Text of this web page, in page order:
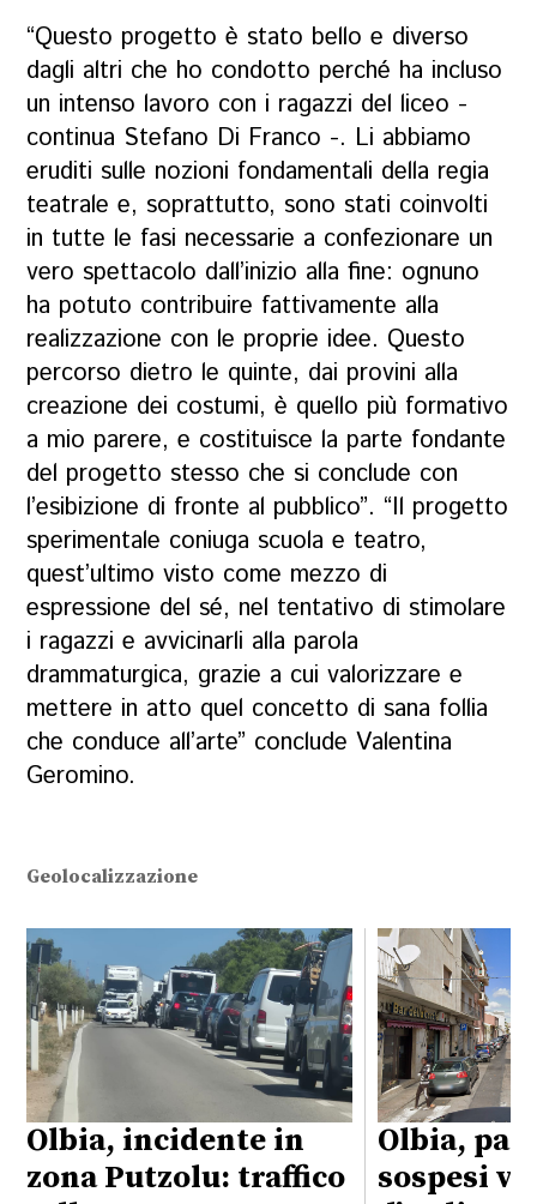
“Questo progetto è stato bello e diverso
dagli altri che ho condotto perché ha incluso
un intenso lavoro con i ragazzi del liceo -
continua Stefano Di Franco -. Li abbiamo
eruditi sulle nozioni fondamentali della regia
teatrale e, soprattutto, sono stati coinvolti
in tutte le fasi necessarie a confezionare un
vero spettacolo dall’inizio alla fine: ognuno
ha potuto contribuire fattivamente alla
realizzazione con le proprie idee. Questo
percorso dietro le quinte, dai provini alla
creazione dei costumi, è quello più formativo
a mio parere, e costituisce la parte fondante
del progetto stesso che si conclude con
l’esibizione di fronte al pubblico”. “Il progetto
sperimentale coniuga scuola e teatro,
quest’ultimo visto come mezzo di
espressione del sé, nel tentativo di stimolare
i ragazzi e avvicinarli alla parola
drammaturgica, grazie a cui valorizzare e
mettere in atto quel concetto di sana follia
che conduce all’arte” conclude Valentina
Geromino.
Geolocalizzazione
Olbia, incidente in
zona Putzolu: traffico
Olbia,
sospesi